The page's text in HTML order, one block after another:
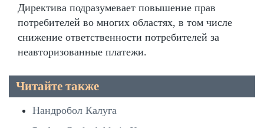
Директива подразумевает повышение прав
потребителей во многих областях, в том числе
снижение ответственности потребителей за
неавторизованные платежи.
Читайте также
Нандробол Калуга